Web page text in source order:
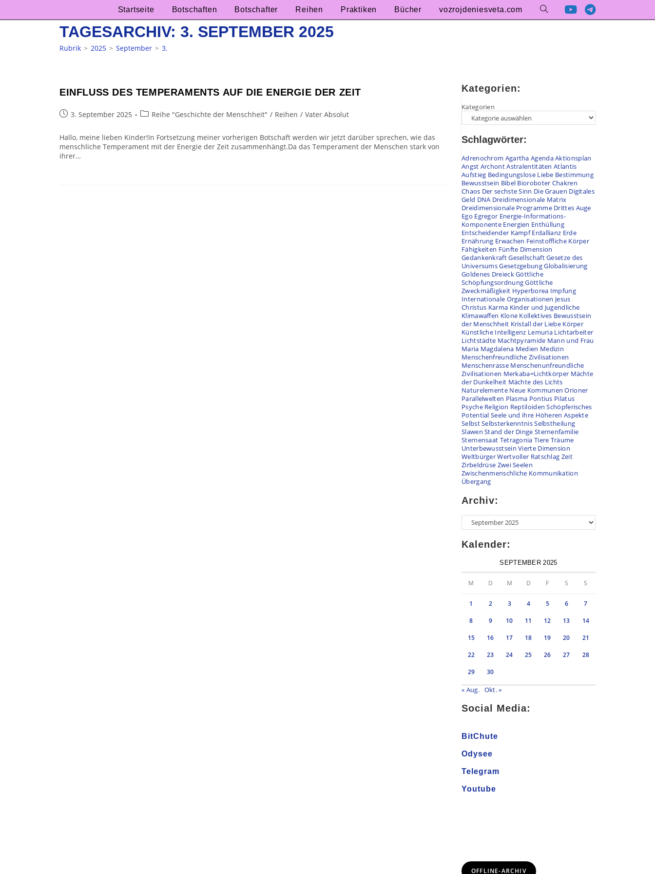
springen
Startseite Botschaften Botschafter Reihen Praktiken Bücher vozrojdeniesveta.com Website-
TAGESARCHIV: 3. SEPTEMBER 2025
Rubrik > 2025 > September > 3.
EINFLUSS DES TEMPERAMENTS AUF DIE ENERGIE DER ZEIT
Beitrag3. September 2025
Beitrags-
Reihe "Geschichte der Menschheit" / Reihen / Vater Absolut
Hallo, meine lieben Kinder!In Fortsetzung meiner vorherigen Botschaft werden wir jetzt darüber sprechen, wie das
menschliche Temperament mit der Energie der Zeit zusammenhängt.Da das Temperament der Menschen stark von
ihrer…
Kategorien:
Kategorien
Schlagwörter:
Adrenochrom Agartha AgendaAktionsplan
Angst ArchontAstralentitäten Atlantis
Aufstieg Bedingungslose Liebe Bestimmung
Bewusstsein Bibel Bioroboter Chakren
Chaos Der sechste Sinn Die Grauen Digitales
Geld DNA Dreidimensionale Matrix
Dreidimensionale Programme Drittes Auge
Ego Egregor Energie-Informations-
Komponente Energien Enthüllung
Entscheidender Kampf Erdallianz Erde
Ernährung Erwachen Feinstoffliche Körper
Fähigkeiten Fünfte Dimension
GedankenkraftGesellschaftGesetze des
UniversumsGesetzgebungGlobalisierung
Goldenes DreieckGöttliche
SchöpfungsordnungGöttliche
Zweckmäßigkeit Hyperborea Impfung
Internationale Organisationen Jesus
Christus Karma Kinder und Jugendliche
Klimawaffen Klone Kollektives Bewusstsein
der Menschheit Kristall der Liebe Körper
Künstliche Intelligenz Lemuria Lichtarbeiter
Lichtstädte Machtpyramide Mann und Frau
Maria Magdalena Medien Medizin
Menschenfreundliche Zivilisationen
Menschenrasse Menschenunfreundliche
Zivilisationen Merkaba=Lichtkörper Mächte
der Dunkelheit Mächte des Lichts
Naturelemente Neue Kommunen Orioner
Parallelwelten Plasma Pontius Pilatus
Psyche Religion Reptiloiden Schöpferisches
Potential Seele und ihre Höheren Aspekte
SelbstSelbsterkenntnisSelbstheilung
Slawen Stand der Dinge Sternenfamilie
Sternensaat Tetragonia Tiere Träume
Unterbewusstsein Vierte Dimension
WeltbürgerWertvoller Ratschlag Zeit
Zirbeldrüse Zwei Seelen
Zwischenmenschliche Kommunikation
Übergang
Archiv:
Archiv
Kalender:
SEPTEMBER 2025
M D M D F S S
1 2 3 4 5 6 7
8 9 10 11 12 13 14
15 16 17 18 19 20 21
22 23 24 25 26 27 28
29 30
« Aug. Okt. »
Social Media:
BitChute
Odysee
Telegram
Youtube
OFFLINE-ARCHIV